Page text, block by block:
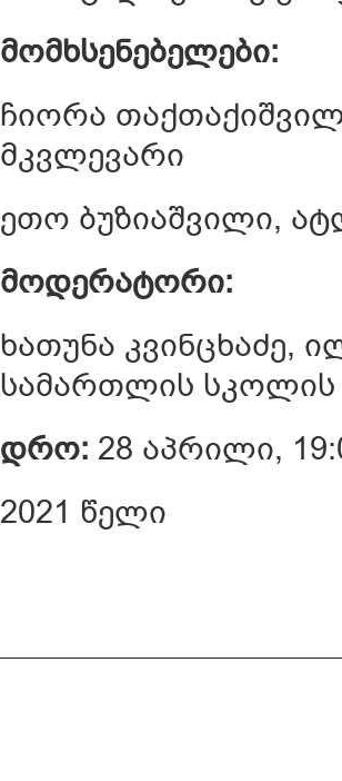
მომხსენებელები:
ჩიორა
მკვლევარი
ეთო ბუზიაშვილი,
მოდერატორი:
ხათუნა კვინცხაძე,
სამართლის სკოლის
დრო: 28 აპრილი,
2021 წელი